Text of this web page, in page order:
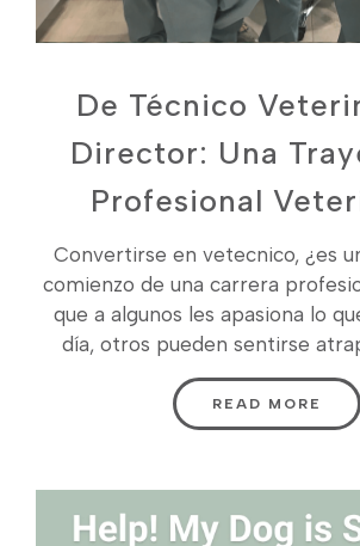
De Técnico
Director: Una
Profesional
Convertirse en vetecnico, ¿es
comienzo de una carrera
que a algunos les apasiona lo
día, otros pueden sentirse
READ MORE